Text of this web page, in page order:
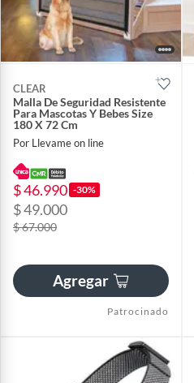
CLEAR
Malla De Seguridad Resistente
Para Mascotas Y Bebes Size
180 X 72 Cm
Por Llevame on line
$ 46.990 -30%
$ 49.000
$ 67.000
Agregar
Patrocinado